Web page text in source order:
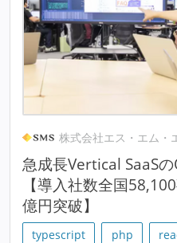
株式会社エス・エム・
急成長Vertical SaaS
【導入社数全国
億円突破】
typescript php